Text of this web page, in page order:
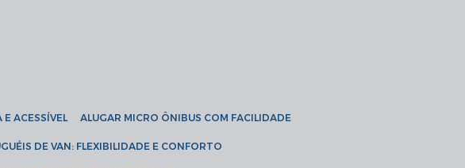
E ACESSÍVEL ALUGAR MICRO ÔNIBUS COM FACILIDADE
DE VAN: FLEXIBILIDADE E CONFORTO